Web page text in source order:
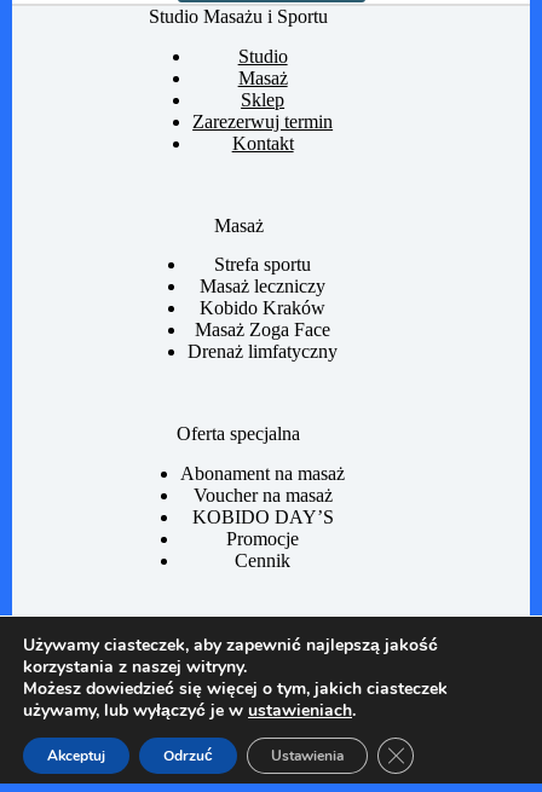
Studio Masażu i Sportu
Studio
Masaż
Sklep
Zarezerwuj termin
Kontakt
Masaż
Strefa sportu
Masaż leczniczy
Kobido Kraków
Masaż Zoga Face
Drenaż limfatyczny
Oferta specjalna
Abonament na masaż
Voucher na masaż
KOBIDO DAY’S
Promocje
Cennik
Informacje
Regulamin Studio
Sklep
Regulamin zakupów
Polityka prywatności
Copyright © Studio Masażu i Sportu sp. z o. o.
Używamy ciasteczek, aby zapewnić najlepszą jakość
korzystania z naszej witryny.
Możesz dowiedzieć się więcej o tym, jakich ciasteczek
używamy, lub wyłączyć je w ustawieniach.
Akceptuj Odrzuć Ustawienia Zamknij panel